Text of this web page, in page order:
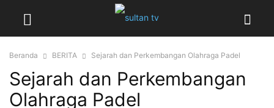
Beranda BERITA Sejarah dan Perkembangan Olahraga Padel
Sejarah dan Perkembangan
Olahraga Padel